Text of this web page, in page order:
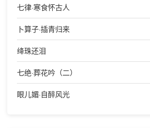
七律·寒食怀古人
卜算子·插青归来
绛珠还泪
七绝·葬花吟（二）
眼儿媚·自醉风光